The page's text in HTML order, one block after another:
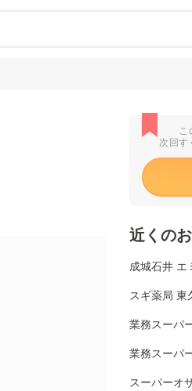
こ
次回す
近くの
成城石井 エ
スギ薬局 東
業務スーパ
業務スーパ
スーパーオ